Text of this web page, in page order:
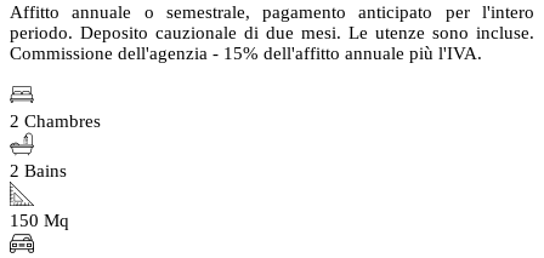
Affitto annuale o semestrale, pagamento anticipato per l'intero
periodo. Deposito cauzionale di due mesi. Le utenze sono incluse.
Commissione dell'agenzia - 15% dell'affitto annuale più l'IVA.
2 Chambres
2 Bains
150 Mq